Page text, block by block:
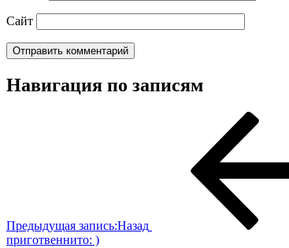
Сайт
Навигация по записям
Предыдущая запись:Назад
приготвеннито: )